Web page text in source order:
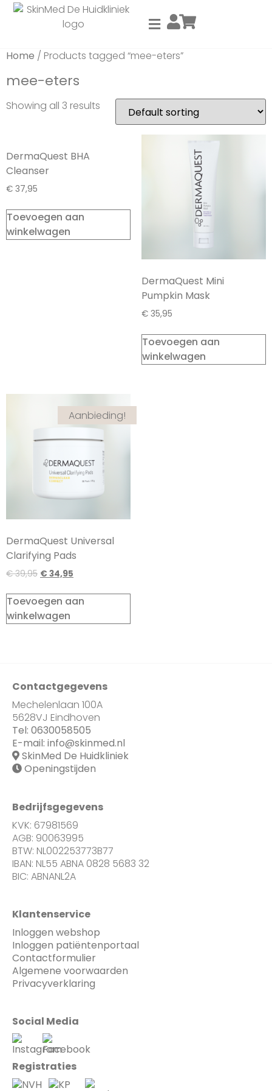
Home / Products tagged “mee-eters”
mee-eters
Showing all 3 results
DermaQuest BHA
Cleanser
€ 37,95
Toevoegen aan
winkelwagen
DermaQuest Mini
Pumpkin Mask
€35,95
Toevoegen aan
winkelwagen
Aanbieding!
DermaQuest Universal
Clarifying Pads
€39,95 € 34,95
Toevoegen aan
winkelwagen
Contactgegevens
Mechelenlaan 100A
5628VJ Eindhoven
Tel: 0630058505
E-mail: info@skinmed.nl
SkinMed De Huidkliniek
Openingstijden
Bedrijfsgegevens
KVK: 67981569
AGB: 90063995
BTW: NL002253773B77
IBAN: NL55 ABNA 0828 5683 32
BIC: ABNANL2A
Klantenservice
Inloggen webshop
Inloggen patiëntenportaal
Contactformulier
Algemene voorwaarden
Privacyverklaring
Social Media
Registraties